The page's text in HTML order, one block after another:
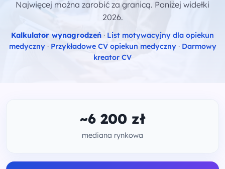
Najwięcej można zarobić za granicą. Poniżej widełki
2026.
Kalkulator wynagrodzeń · List motywacyjny dla opiekun
medyczny · Przykładowe CV opiekun medyczny · Darmowy
kreator CV
~6 200 zł
mediana rynkowa